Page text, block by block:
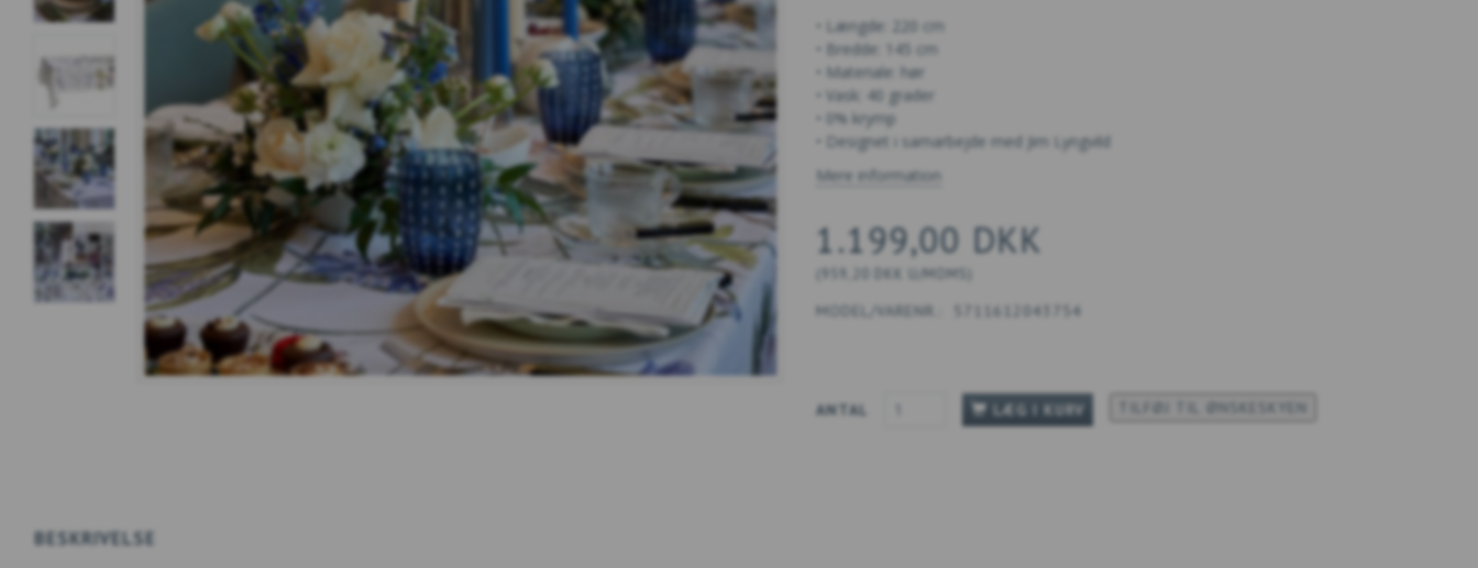
• Længde: 220 cm
• Bredde: 145 cm
• Materiale: hør
• Vask: 40 grader
• 0% krymp
• Designet i samarbejde med Jim Lyngvild
Mere information
1.199,00 DKK
959,20 DKK U/MOMS
MODEL/VARENR.: 5711612043754
ANTAL LÆG I KURV TILFØJ TIL ØNSKESKYEN
BESKRIVELSE